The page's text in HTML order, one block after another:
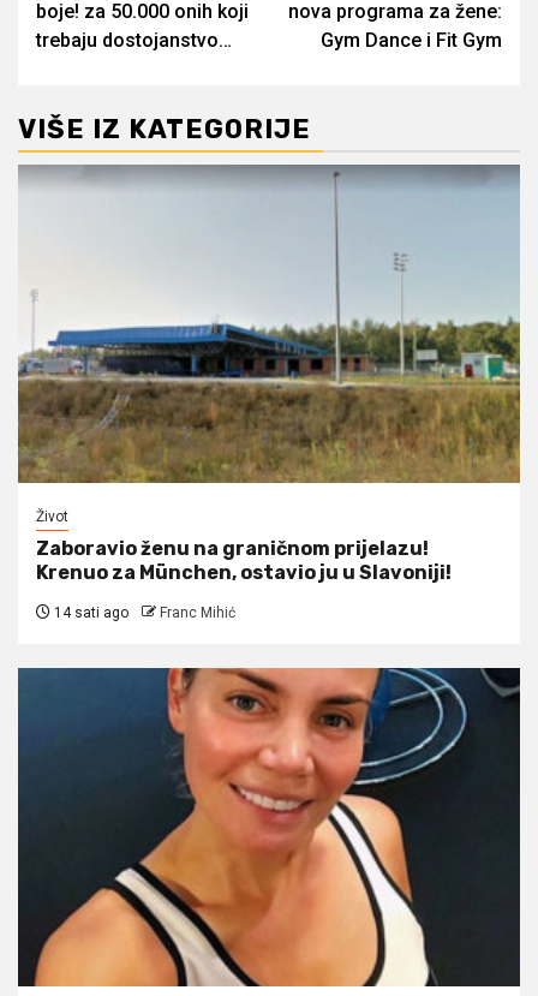
boje! za 50.000 onih koji
trebaju dostojanstvo…
nova programa za žene:
Gym Dance i Fit Gym
VIŠE IZ KATEGORIJE
Život
Zaboravio ženu na graničnom prijelazu!
Krenuo za München, ostavio ju u Slavoniji!
14 sati ago Franc Mihić